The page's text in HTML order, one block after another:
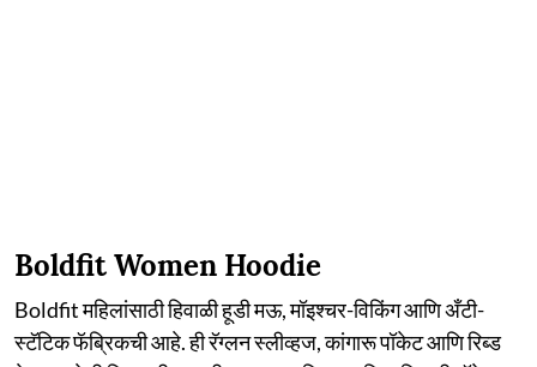
Boldfit Women Hoodie
Boldfit महिलांसाठी हिवाळी हूडी मऊ, मॉइश्चर-विकिंग आणि अँटी-
स्टॅटिक फॅब्रिकची आहे. ही रॅग्लन स्लीव्हज, कांगारू पॉकेट आणि रिब्ड